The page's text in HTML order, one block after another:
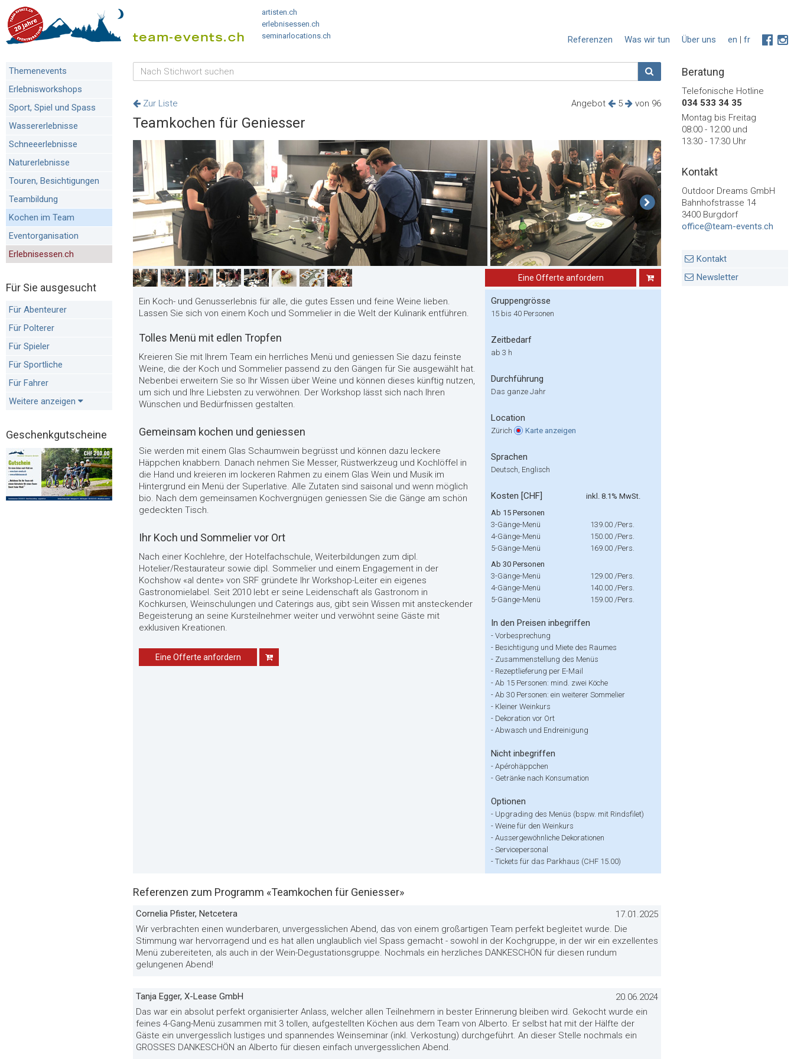
artisten.ch
erlebnisessen.ch
seminarlocations.ch
en | fr
Über uns
Was wir tun
Referenzen
Themenevents
Erlebnisworkshops
Sport, Spiel und Spass
Wassererlebnisse
Schneeerlebnisse
Naturerlebnisse
Touren, Besichtigungen
Teambildung
Kochen im Team
Eventorganisation
Erlebnisessen.ch
Für Sie ausgesucht
Für Abenteurer
Für Polterer
Für Spieler
Für Sportliche
Für Fahrer
Weitere anzeigen
Geschenkgutscheine
Angebot 5 von 96
Zur Liste
Teamkochen für Geniesser
Eine Offerte anfordern
Ein Koch- und Genusserlebnis für alle, die gutes Essen und feine Weine lieben.
Lassen Sie sich von einem Koch und Sommelier in die Welt der Kulinarik entführen.
Tolles Menü mit edlen Tropfen
Kreieren Sie mit Ihrem Team ein herrliches Menü und geniessen Sie dazu feinste
Weine, die der Koch und Sommelier passend zu den Gängen für Sie ausgewählt hat.
Nebenbei erweitern Sie so Ihr Wissen über Weine und können dieses künftig nutzen,
um sich und Ihre Liebsten zu verwöhnen. Der Workshop lässt sich nach Ihren
Wünschen und Bedürfnissen gestalten.
Gemeinsam kochen und geniessen
Sie werden mit einem Glas Schaumwein begrüsst und können dazu leckere
Häppchen knabbern. Danach nehmen Sie Messer, Rüstwerkzeug und Kochlöffel in
die Hand und kreieren im lockeren Rahmen zu einem Glas Wein und Musik im
Hintergrund ein Menü der Superlative. Alle Zutaten sind saisonal und wenn möglich
bio. Nach dem gemeinsamen Kochvergnügen geniessen Sie die Gänge am schön
gedeckten Tisch.
Ihr Koch und Sommelier vor Ort
Nach einer Kochlehre, der Hotelfachschule, Weiterbildungen zum dipl.
Hotelier/Restaurateur sowie dipl. Sommelier und einem Engagement in der
Kochshow «al dente» von SRF gründete Ihr Workshop-Leiter ein eigenes
Gastronomielabel. Seit 2010 lebt er seine Leidenschaft als Gastronom in
Kochkursen, Weinschulungen und Caterings aus, gibt sein Wissen mit ansteckender
Begeisterung an seine Kursteilnehmer weiter und verwöhnt seine Gäste mit
exklusiven Kreationen.
Eine Offerte anfordern
Gruppengrösse
15 bis 40 Personen
Zeitbedarf
ab 3 h
Durchführung
Das ganze Jahr
Location
Zürich Karte anzeigen
Sprachen
Deutsch, Englisch
Kosten [CHF]
inkl. 8.1% MwSt.
Ab 15 Personen
3-Gänge-Menü
139.00 /Pers.
4-Gänge-Menü
150.00 /Pers.
5-Gänge-Menü
169.00 /Pers.
Ab 30 Personen
3-Gänge-Menü
129.00 /Pers.
4-Gänge-Menü
140.00 /Pers.
5-Gänge-Menü
159.00 /Pers.
In den Preisen inbegriffen
- Vorbesprechung
- Besichtigung und Miete des Raumes
- Zusammenstellung des Menüs
- Rezeptlieferung per E-Mail
- Ab 15 Personen: mind. zwei Köche
- Ab 30 Personen: ein weiterer Sommelier
- Kleiner Weinkurs
- Dekoration vor Ort
- Abwasch und Endreinigung
Nicht inbegriffen
- Apérohäppchen
- Getränke nach Konsumation
Optionen
- Upgrading des Menüs (bspw. mit Rindsfilet)
- Weine für den Weinkurs
- Aussergewöhnliche Dekorationen
- Servicepersonal
- Tickets für das Parkhaus (CHF 15.00)
Referenzen zum Programm «Teamkochen für Geniesser»
Cornelia Pfister, Netcetera
17.01.2025
Wir verbrachten einen wunderbaren, unvergesslichen Abend, das von einem großartigen Team perfekt begleitet wurde. Die
Stimmung war hervorragend und es hat allen unglaublich viel Spass gemacht - sowohl in der Kochgruppe, in der wir ein exzellentes
Menü zubereiteten, als auch in der Wein-Degustationsgruppe. Nochmals ein herzliches DANKESCHÖN für diesen rundum
gelungenen Abend!
Tanja Egger, X-Lease GmbH
20.06.2024
Das war ein absolut perfekt organisierter Anlass, welcher allen Teilnehmern in bester Erinnerung bleiben wird. Gekocht wurde ein
feines 4-Gang-Menü zusammen mit 3 tollen, aufgestellten Köchen aus dem Team von Alberto. Er selbst hat mit der Hälfte der
Gäste ein unvergesslich lustiges und spannendes Weinseminar (inkl. Verkostung) durchgeführt. An dieser Stelle nochmals ein
GROSSES DANKESCHÖN an Alberto für diesen einfach unvergesslichen Abend.
Beratung
Telefonische Hotline
034 533 34 35
Montag bis Freitag
08:00 - 12:00 und
13:30 - 17:30 Uhr
Kontakt
Outdoor Dreams GmbH
Bahnhofstrasse 14
3400 Burgdorf
office@team-events.ch
Kontakt
Newsletter